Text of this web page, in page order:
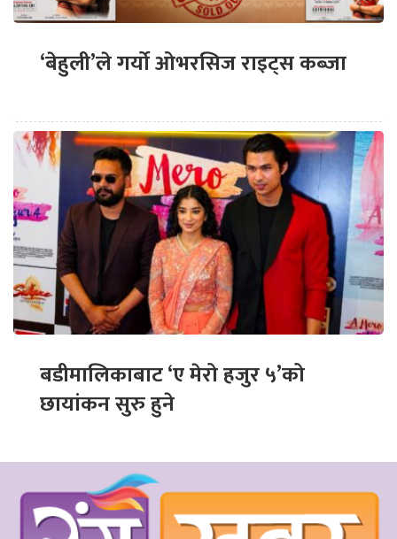
‘बेहुली’ले गर्यो ओभरसिज राइट्स कब्जा
बडीमालिकाबाट ‘ए मेरो हजुर ५’को
छायांकन सुरु हुने